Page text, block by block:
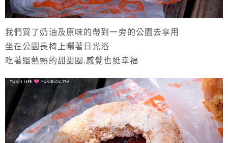
我們買了奶油及原味的帶到一旁的公園去享用
坐在公園長椅上曬著日光浴
吃著還熱熱的甜甜圈.感覺也挺幸福